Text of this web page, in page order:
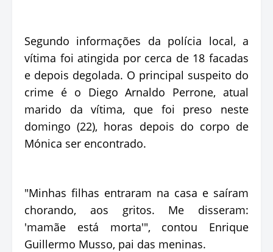
Segundo informações da polícia local, a
vítima foi atingida por cerca de 18 facadas
e depois degolada. O principal suspeito do
crime é o Diego Arnaldo Perrone, atual
marido da vítima, que foi preso neste
domingo (22), horas depois do corpo de
Mónica ser encontrado.
"Minhas filhas entraram na casa e saíram
chorando, aos gritos. Me disseram:
'mamãe está morta'", contou Enrique
Guillermo Musso, pai das meninas.